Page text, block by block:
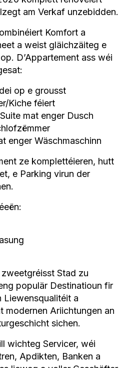
am Verkaf unzebidden.
Komfort a
a weist gläichzäiteg e
D’Appartement ass wéi
op e grousst
Kiche féiert
mat enger Dusch
enger Wäschmaschinn
ze komplettéieren, hutt
e Parking virun der
Stad zu
populär Destinatioun fir
Liewensqualitéit a
modernen Ariichtungen an
sichen.
wichteg Servicer, wéi
Apdikten, Banken a